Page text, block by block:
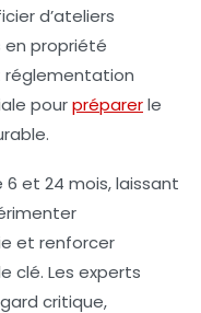
d’ateliers
propriété
réglementation
pourpréparerle
6 et 24 mois, laissant
et renforcer
clé. Les experts
critique,